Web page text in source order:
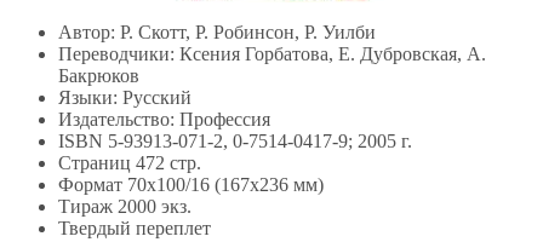
Автор: Р. Скотт, Р. Робинсон, Р. Уилби
Переводчики: Ксения Горбатова, Е. Дубровская, А.
Бакрюков
Языки: Русский
Издательство: Профессия
ISBN 5-93913-071-2, 0-7514-0417-9; 2005 г.
Страниц 472 стр.
Формат 70x100/16 (167x236 мм)
Тираж 2000 экз.
Твердый переплет